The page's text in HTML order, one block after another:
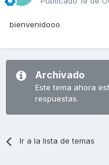
bienvenidooo
Archivado
Este tema ahora
respuestas.
Ir a la lista de temas